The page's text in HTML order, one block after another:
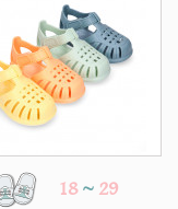
18 ~ 29